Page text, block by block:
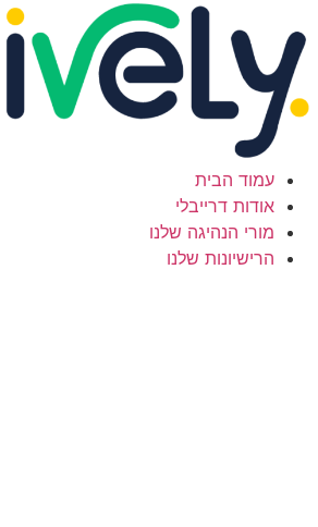
עמוד הבית
אודות דרייבלי
מורי הנהיגה שלנו
הרישיונות שלנו